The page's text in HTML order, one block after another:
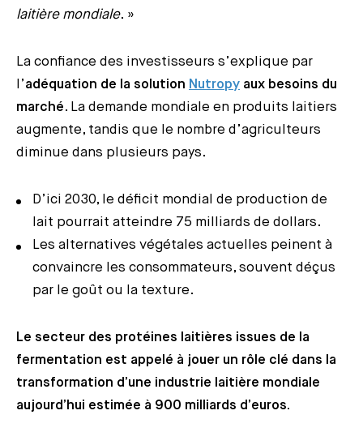
laitière mondiale. »
La confiance des investisseurs s’explique par
l’adéquation de la solution Nutropy aux besoins du
marché. La demande mondiale en produits laitiers
augmente, tandis que le nombre d’agriculteurs
diminue dans plusieurs pays.
D’ici 2030, le déficit mondial de production de
lait pourrait atteindre 75 milliards de dollars.
Les alternatives végétales actuelles peinent à
convaincre les consommateurs, souvent déçus
par le goût ou la texture.
Le secteur des protéines laitières issues de la
fermentation est appelé à jouer un rôle clé dans la
transformation d’une industrie laitière mondiale
aujourd’hui estimée à 900 milliards d’euros.